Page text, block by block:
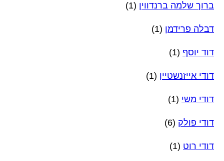
ברוך שלמה ברנדווין (1)
דבלה פרידמן (1)
דוד יוסף (1)
דודי אייזנשטיין (1)
דודי משי (1)
דודי פולק (6)
דודי רוט (1)